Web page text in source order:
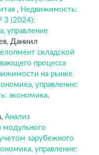
, Недвижимость:
3 (2024):
управление
Даниил
складской
процесса
на рынке
управление:
экономика,
Анализ
модульного
зарубежного
управление: